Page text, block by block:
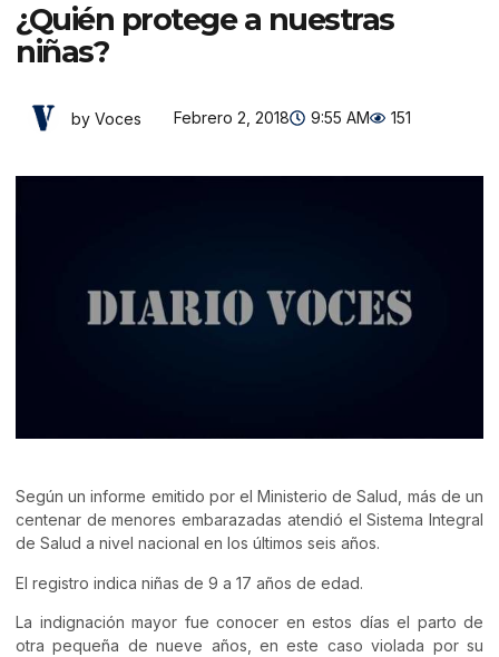
¿Quién protege a nuestras
niñas?
by Voces Febrero 2, 2018 9:55 AM 151
Según un informe emitido por el Ministerio de Salud, más de un
centenar de menores embarazadas atendió el Sistema Integral
de Salud a nivel nacional en los últimos seis años.
El registro indica niñas de 9 a 17 años de edad.
La indignación mayor fue conocer en estos días el parto de
otra pequeña de nueve años, en este caso violada por su